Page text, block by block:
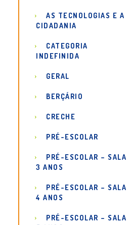
AS TECNOLOGIAS E A
CIDADANIA
CATEGORIA
INDEFINIDA
GERAL
BERÇÁRIO
CRECHE
PRÉ-ESCOLAR
PRÉ-ESCOLAR – SALA
3 ANOS
PRÉ-ESCOLAR – SALA
4 ANOS
PRÉ-ESCOLAR – SALA